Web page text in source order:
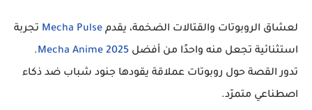
لعشاق الروبوتات والقتالات الضخمة، يقدم Mecha Pulse تجربة
استثنائية تجعل منه واحدًا من أفضل Mecha Anime 2025
.
تدور القصة حول روبوتات عملاقة يقودها جنود شباب ضد ذكاء
اصطناعي متمرّد.